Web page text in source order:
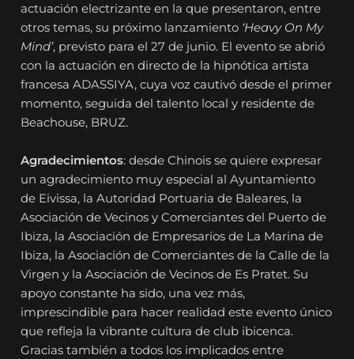
actuación electrizante en la que presentaron, entre
otros temas, su próximo lanzamiento ‘Heavy On My
Mind’, previsto para el 27 de junio. El evento se abrió
con la actuación en directo de la hipnótica artista
francesa ADASSIYA, cuya voz cautivó desde el primer
momento, seguida del talento local y residente de
Beachouse, BRUZ.
Agradecimientos: desde Chinois se quiere expresar
un agradecimiento muy especial al Ayuntamiento
de Eivissa, la Autoridad Portuaria de Baleares, la
Asociación de Vecinos y Comerciantes del Puerto de
Ibiza, la Asociación de Empresarios de La Marina de
Ibiza, la Asociación de Comerciantes de la Calle de la
Virgen y la Asociación de Vecinos de Es Pratet. Su
apoyo constante ha sido, una vez más,
imprescindible para hacer realidad este evento único
que refleja la vibrante cultura de club ibicenca.
Gracias también a todos los implicados entre